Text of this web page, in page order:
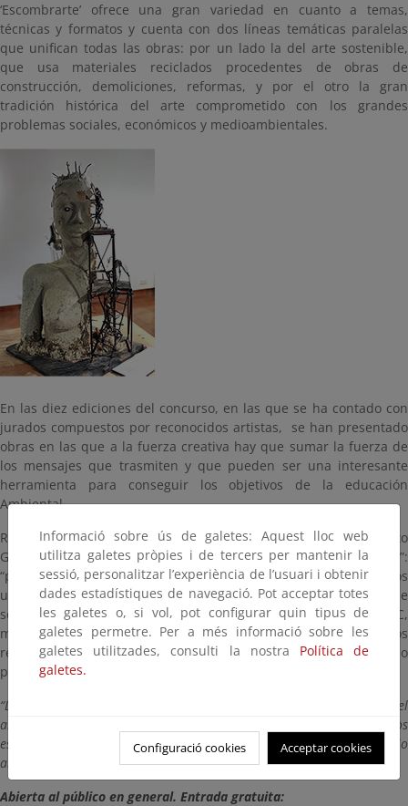
‘Escombrarte’ ofrece una gran variedad en cuanto a temas,
técnicas y formatos y cuenta con dos líneas temáticas paralelas
que unifican todas las obras: por un lado la del arte sostenible,
que usa materiales reciclados procedentes de obras de
construcción, demoliciones, reformas, y por el otro la gran
tradición histórica del arte comprometido con los grandes
problemas sociales, económicos y medioambientales.
En las diez ediciones del concurso, en las que se ha contado con
jurados compuestos por reconocidos artistas, se han presentado
obras en las que a la fuerza creativa hay que sumar la fuerza de
los mensajes que trasmiten y que pueden ser una interesante
herramienta para conseguir los objetivos de la educación
Ambiental.
Respecto al trabajo de la empresa Áridos y Transportes Alberto
Gil, a través de su centro de Reciclaje de RCD, “AR Los Huertos”:
“partiendo de materiales de desecho, consigue subproductos
utilizables, como tierras vegetales y zahorras. En este proceso se
separan y seleccionan otros materiales (madera, plástico, PVC,
metales, etc.), que son llevados a gestores especializados. Los
residuos se convierten en productos que se incorporan al ciclo
productivo.”
“Desde Escombrarte, a través de esta exposición, queremos acercar el
arte a diferentes espacios a la vez que damos una segunda vida a los
escombros, fusionando así la cultura con el compromiso con el medio
ambiente y el cuidado del bien común”.
Abierta al público en general. Entrada gratuita:
Informació sobre ús de galetes: Aquest lloc web
utilitza galetes pròpies i de tercers per mantenir la
sessió, personalitzar l’experiència de l’usuari i obtenir
dades estadístiques de navegació. Pot acceptar totes
les galetes o, si vol, pot configurar quin tipus de
galetes permetre. Per a més informació sobre les
galetes utilitzades, consulti la nostra Política de
galetes.
Configuració cookies Acceptar cookies